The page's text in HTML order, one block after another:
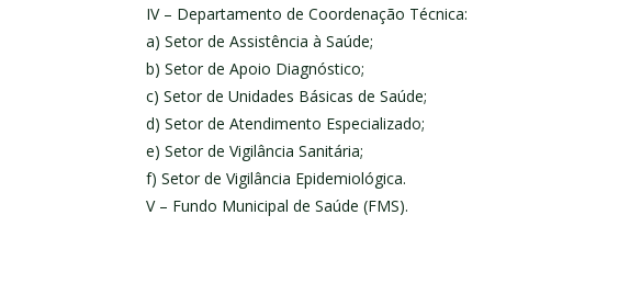
IV – Departamento de Coordenação Técnica:
a) Setor de Assistência à Saúde;
b) Setor de Apoio Diagnóstico;
c) Setor de Unidades Básicas de Saúde;
d) Setor de Atendimento Especializado;
e) Setor de Vigilância Sanitária;
f) Setor de Vigilância Epidemiológica.
V – Fundo Municipal de Saúde (FMS).